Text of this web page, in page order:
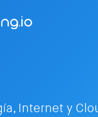
Internet y